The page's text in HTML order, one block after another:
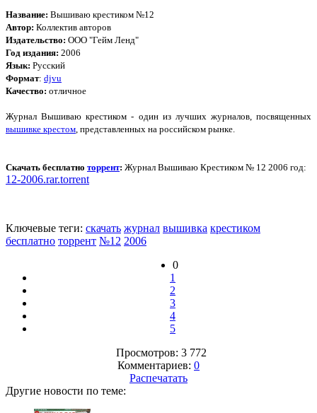
Название: Вышиваю крестиком №1 2
Автор: Коллектив авторов
Издательство: ООО "Гейм Ленд"
Год издания: 2006
Язык: Русский
Формат: djvu
Качество: отличное
Журнал Вышиваю крестиком - один из лучших журналов, посвященных
вышивке крестом , представленных на российском рынке.
Скачать бесплатно торрент: Журнал Вышиваю Крестиком № 12 2006 год:
12-2006.rar.torrent
Ключевые теги: скачать журнал вышивка крестиком
бесплатно торрент №12 2006
0
1
2
3
4
5
Просмотров: 3 772
Комментариев: 0
Распечатать
Другие новости по теме: